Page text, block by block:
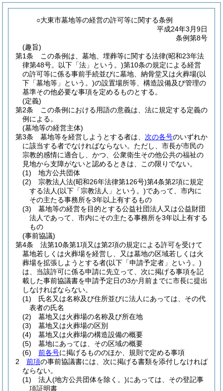
○大東市墓地等の経営の許可等に関する条例
平成24年3月9日
条例第8号
(趣旨)
第1条
この条例は、墓地、埋葬等に関する法律(昭和23年法
律第48号。以下「法」という。)第10条の規定による経営
の許可等に係る事前手続並びに墓地、納骨堂又は火葬場(以
下「墓地等」という。)の設置場所等、構造設備及び管理の
基準その他必要な事項を定めるものとする。
(定義)
第2条
この条例における用語の意義は、法に規定する定義の
例による。
(墓地等の経営主体)
第3条
墓地等を経営しようとする者は、 次の各号のいずれか
に該当する者でなければならない。 ただし、市長が市民の
宗教的感情に適合し、かつ、公衆衛生その他公共の福祉の
見地から支障がないと認めるときは、この限りでない。
(1)
地方公共団体
(2)
宗教法人法(昭和26年法律第126号)第4条第2項に規定
する法人(以下「宗教法人」という。)であって、市内に
その主たる事務所を3年以上有するもの
(3)
墓地等の経営を目的とする公益社団法人又は公益財団
法人であって、市内にその主たる事務所を3年以上有する
もの
(事前協議)
第4条
法第10条第1項又は第2項の規定による許可を受けて
墓地若しくは火葬場を経営し、又は墓地の区域若しくは火
葬場を拡張しようとする者(以下「申請予定者」という。)
は、当該許可に係る申請に先立って、次に掲げる事項を記
載した事前協議書を申請予定日の3か月前までに市長に提出
しなければならない。
(1)
氏名又は名称及び住所並びに法人にあっては、その代
表者の氏名
(2)
墓地又は火葬場の名称及び所在地
(3)
墓地又は火葬場の区別
(4)
墓地又は火葬場の構造設備の概要
(5)
墓地にあっては、その区域の概要
(6)
前各号に掲げるもののほか、規則で定める事項
2
前項の事前協議書には、次に掲げる書類を添付しなければ
ならない。
(1)
法人(地方公共団体を除く。)にあっては、その登記事
項証明書